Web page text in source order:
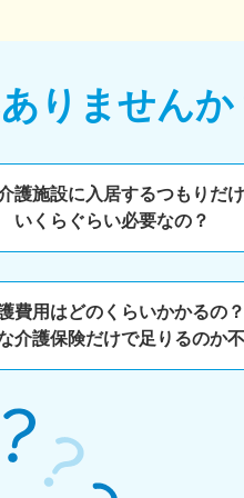
りませんか
護施設に入居するつもりだけ
いくらぐらい必要なの？
費用はどのくらいかかるの？
介護保険だけで足りるのか